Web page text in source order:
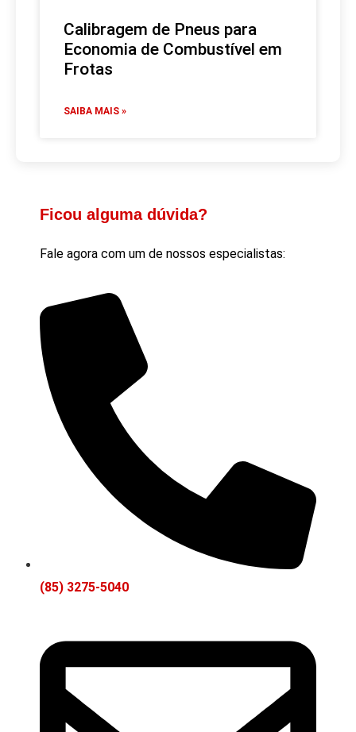
Calibragem de Pneus para
Economia de Combustível em
Frotas
SAIBA MAIS »
Ficou alguma dúvida?
Fale agora com um de nossos especialistas:
(85) 3275-5040